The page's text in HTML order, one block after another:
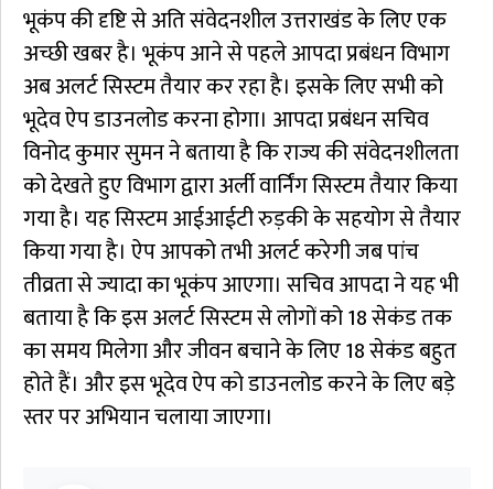
भूकंप की दृष्टि से अति संवेदनशील उत्तराखंड के लिए एक
अच्छी खबर है। भूकंप आने से पहले आपदा प्रबंधन विभाग
अब अलर्ट सिस्टम तैयार कर रहा है। इसके लिए सभी को
भूदेव ऐप डाउनलोड करना होगा। आपदा प्रबंधन सचिव
विनोद कुमार सुमन ने बताया है कि राज्य की संवेदनशीलता
को देखते हुए विभाग द्वारा अर्ली वार्निंग सिस्टम तैयार किया
गया है। यह सिस्टम आईआईटी रुड़की के सहयोग से तैयार
किया गया है। ऐप आपको तभी अलर्ट करेगी जब पांच
तीव्रता से ज्यादा का भूकंप आएगा। सचिव आपदा ने यह भी
बताया है कि इस अलर्ट सिस्टम से लोगों को 18 सेकंड तक
का समय मिलेगा और जीवन बचाने के लिए 18 सेकंड बहुत
होते हैं। और इस भूदेव ऐप को डाउनलोड करने के लिए बड़े
स्तर पर अभियान चलाया जाएगा।